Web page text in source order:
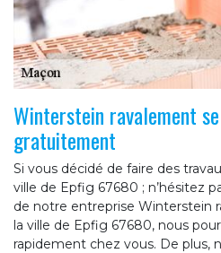
Winterstein ravalement
gratuitement
Si vous décidé de faire des
ville de Epfig 67680 ; n’hésitez
de notre entreprise Winterstein
la ville de Epfig 67680, nous
rapidement chez vous. De plus,